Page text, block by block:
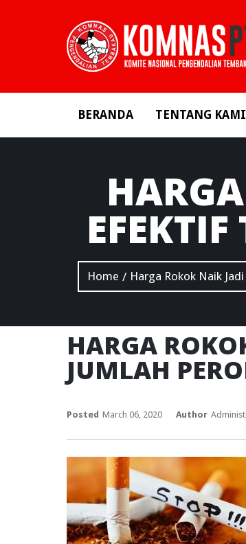
BERANDA TENTANG KAMI
HARGA
Home / Harga Rokok Naik
HARGA
JUMLAH
Posted March 06, 2020 Author